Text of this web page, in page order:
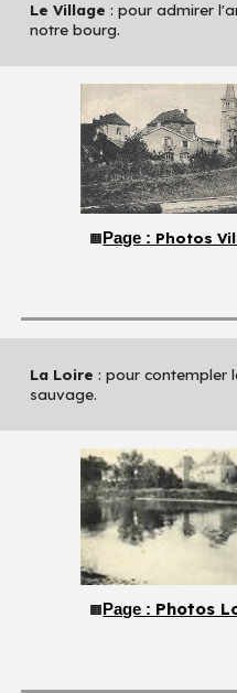
Le Village : pour admirer
notre bourg.
🟧 Page : Photos
La Loire : pour contempler
sauvage.
🟧 Page : Photos